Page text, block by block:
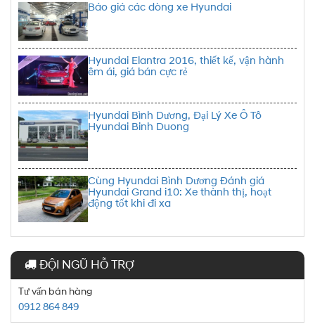
Báo giá các dòng xe Hyundai
Hyundai Elantra 2016, thiết kế, vận hành
êm ái, giá bán cực rẻ
Hyundai Bình Dương, Đại Lý Xe Ô Tô
Hyundai Binh Duong
Cùng Hyundai Bình Dương Đánh giá
Hyundai Grand i10: Xe thành thị, hoạt
động tốt khi đi xa
ĐỘI NGŨ HỖ TRỢ
Tư vấn bán hàng
0912 864 849